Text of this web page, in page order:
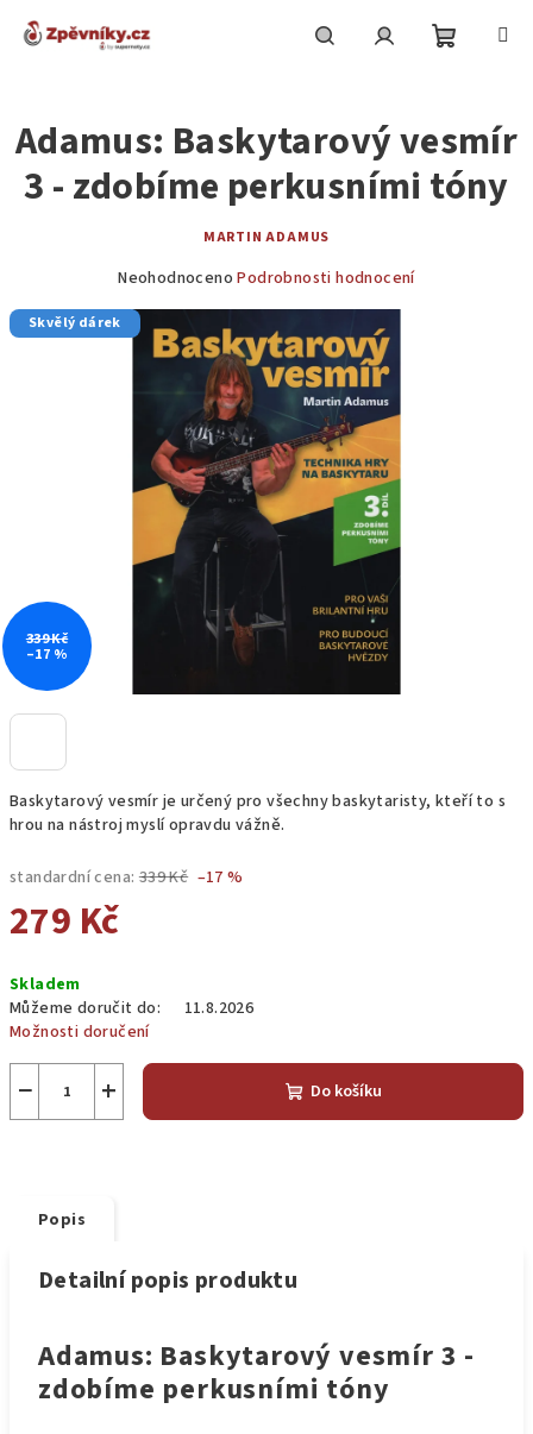
košík
Baskytarový vesmír je určený pro všechny baskytaristy, kteří to s
hrou na nástroj myslí opravdu vážně.
standardní cena: 339 Kč –17 %
279 Kč
cena:
Skladem
Můžeme doručit do:
11.8.2026
Možnosti doručení
+
− Do košíku
Adamus: Baskytarový vesmír
3 - zdobíme perkusními tóny
MARTIN ADAMUS
Průměrné
produktu
hvězdiček.
Neohodnoceno Podrobnosti hodnocení
Skvělý dárek
339 Kč
–17 %
Popis
Detailní popis produktu
Adamus: Baskytarový vesmír 3 -
zdobíme perkusními tóny